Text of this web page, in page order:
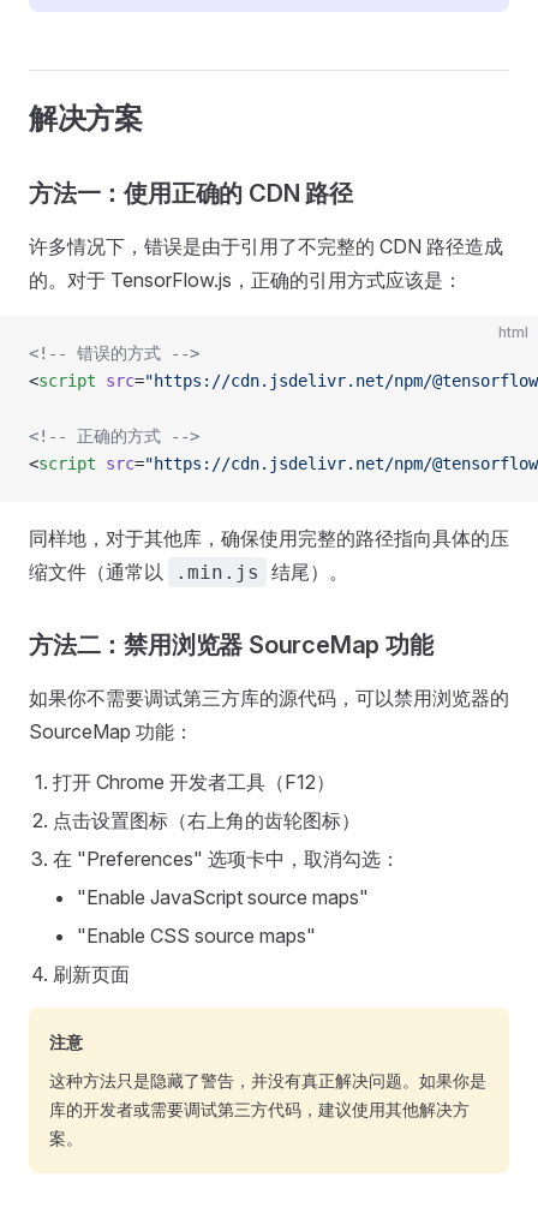
解决方案
方法一：使用正确的 CDN 路径
许多情况下，错误是由于引用了不完整的 CDN 路径造成
的。对于 TensorFlow.js，正确的引用方式应该是：
html
<!-- 错误的方式 -->
<script src="https://cdn.jsdelivr.net/npm/
<!-- 正确的方式 -->
<script src="https://cdn.jsdelivr.net/npm/
同样地，对于其他库，确保使用完整的路径指向具体的压
缩文件（通常以
.min.js 结尾）。
方法二：禁用浏览器 SourceMap 功能
如果你不需要调试第三方库的源代码，可以禁用浏览器的
SourceMap 功能：
打开 Chrome 开发者工具（F12）
点击设置图标（右上角的齿轮图标）
在 "Preferences" 选项卡中，取消勾选：
"Enable JavaScript source maps"
"Enable CSS source maps"
刷新页面
注意
这种方法只是隐藏了警告，并没有真正解决问题。如果你是
库的开发者或需要调试第三方代码，建议使用其他解决方
案。